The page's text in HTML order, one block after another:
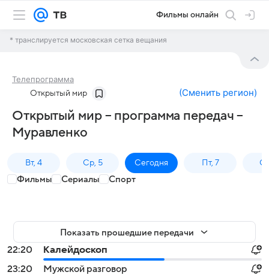
Фильмы онлайн
* транслируется московская сетка вещания
Телепрограмма
Открытый мир (Сменить регион)
Открытый мир – программа передач –
Муравленко
Вт, 4 Ср, 5 Сегодня Пт, 7
Фильмы Сериалы Спорт
Показать прошедшие передачи
22:20
Калейдоскоп
23:20
Мужской разговор